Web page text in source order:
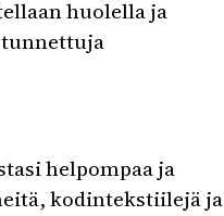
huolella ja
helpompaa ja
kodintekstiilejä ja